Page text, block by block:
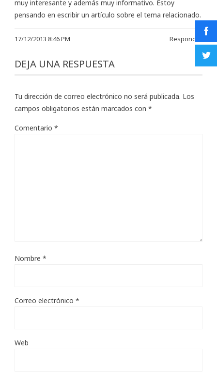
muy interesante y además muy informativo. Estoy
pensando en escribir un artículo sobre el tema relacionado.
17/12/2013 8:46 PM Responder
DEJA UNA RESPUESTA
Tu dirección de correo electrónico no será publicada. Los
campos obligatorios están marcados con *
Comentario *
Nombre *
Correo electrónico *
Web